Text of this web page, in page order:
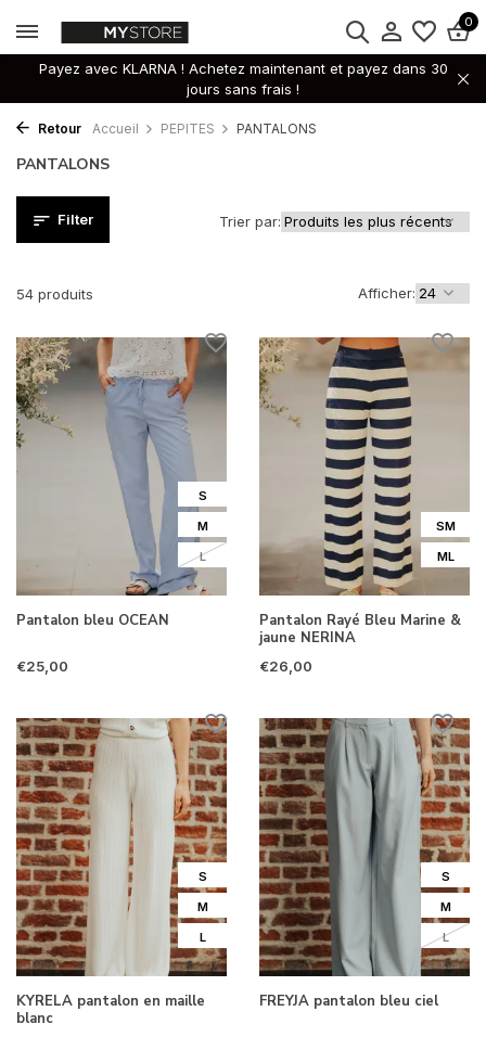
0
Payez avec KLARNA ! Achetez maintenant et payez dans 30
jours sans frais !
Retour Accueil PEPITES PANTALONS
PANTALONS
Filter
54 produits Afficher:
Trier par:
S
M
L
Pantalon bleu OCEAN
€25,00
SM
ML
Pantalon Rayé Bleu Marine &
jaune NERINA
€26,00
S
M
L
KYRELA pantalon en maille
blanc
S
M
L
FREYJA pantalon bleu ciel